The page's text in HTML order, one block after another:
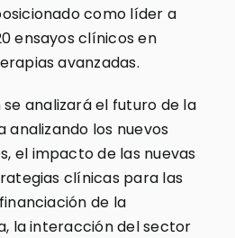
como líder a
ensayos clínicos en
avanzadas.
analizará el futuro de la
analizando los nuevos
el impacto de las nuevas
clínicas para las
de la
la interacción del sector